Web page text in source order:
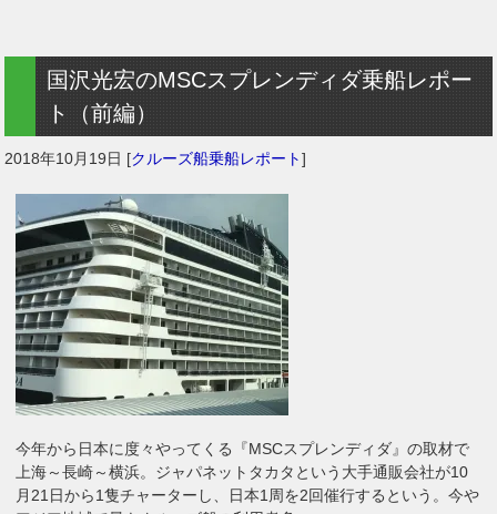
国沢光宏のMSCスプレンディダ乗船レポー
ト（前編）
2018年10月19日 [クルーズ船乗船レポート]
今年から日本に度々やってくる『MSCスプレンディダ』の取材で
上海～長崎～横浜。ジャパネットタカタという大手通販会社が10
月21日から1隻チャーターし、日本1周を2回催行するという。今や